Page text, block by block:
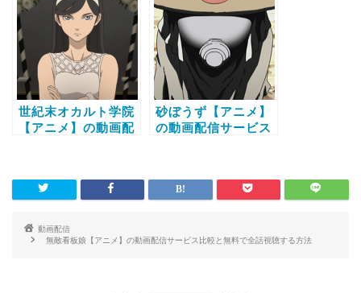
る方法
聴する方法
世紀末オカルト学院
【アニメ】の動画配
砂ぼうず【アニメ】
の動画配信サービス
動画配信
無敵看板娘【アニメ】の動画配信サービス比較と無料で全話視聴する方法